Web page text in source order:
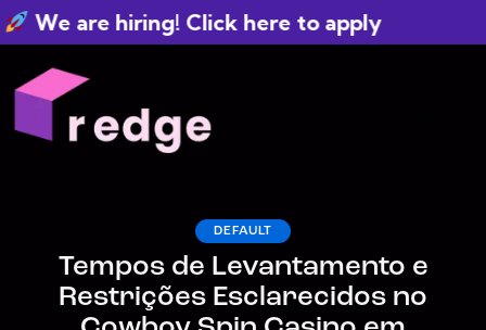
are hiring! Click here to apply
DEFAULT
Tempos de Levantamento e
Restrições Esclarecidos no